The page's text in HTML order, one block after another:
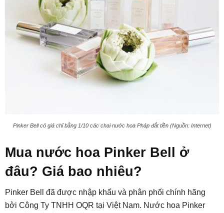
Pinker Bell có giá chỉ bằng 1/10 các chai nước hoa Pháp đắt tiền (Nguồn: Internet)
Mua nước hoa Pinker Bell ở
đâu? Giá bao nhiêu?
Pinker Bell đã được nhập khẩu và phân phối chính hãng
bởi Công Ty TNHH OQR tại Việt Nam. Nước hoa Pinker